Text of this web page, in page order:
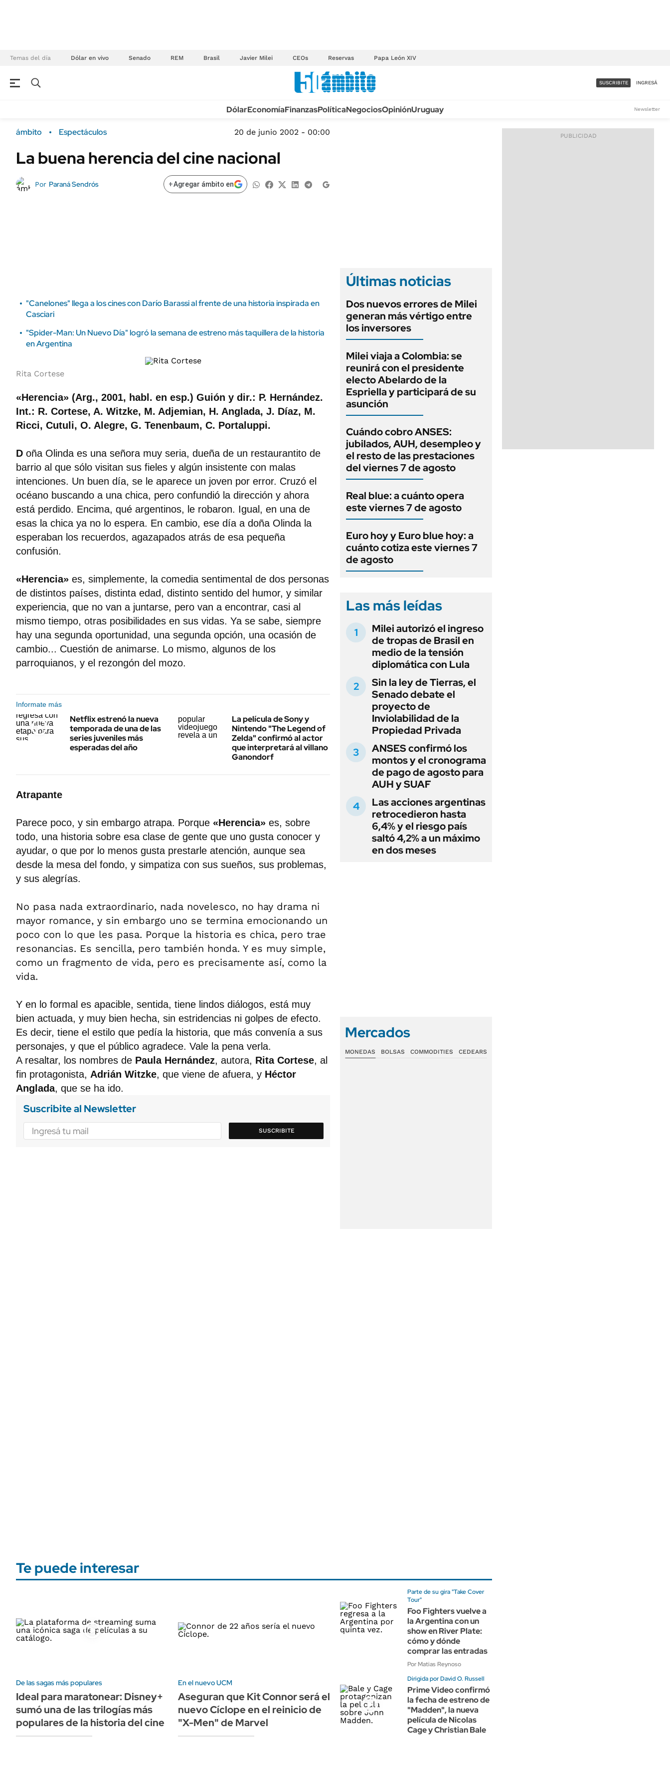
Temas del día Dólar en vivo Senado REM Brasil Javier Milei CEOs Reservas Papa León XIV
Campo
FINANZAS
Dólar
Sustentabilidad
ENERGY REPORT
TECNOLOGÍA
MÉXICO
MUNDO
INFORMACIÓN GENERAL
ACCESO FULL - $1.800/MES
SUSCRIBITE INGRESÁ
DólarEconomíaFinanzasPolíticaNegociosOpiniónUruguay Newsletter
ámbito Espectáculos 20 de junio 2002 - 00:00
La buena herencia del cine nacional
Por Paraná Sendrós +Agregar ámbito en
"Canelones" llega a los cines con Darío Barassi al frente de una historia inspirada en
Casciari
"Spider-Man: Un Nuevo Día" logró la semana de estreno más taquillera de la historia
en Argentina
Rita Cortese
«Herencia» (Arg., 2001, habl. en esp.) Guión y dir.: P. Hernández.
Int.: R. Cortese, A. Witzke, M. Adjemian, H. Anglada, J. Díaz, M.
Ricci, Cutuli, O. Alegre, G. Tenenbaum, C. Portaluppi.
D oña Olinda es una señora muy seria, dueña de un restaurantito de
barrio al que sólo visitan sus fieles y algún insistente con malas
intenciones. Un buen día, se le aparece un joven por error. Cruzó el
océano buscando a una chica, pero confundió la dirección y ahora
está perdido. Encima, qué argentinos, le robaron. Igual, en una de
esas la chica ya no lo espera. En cambio, ese día a doña Olinda la
esperaban los recuerdos, agazapados atrás de esa pequeña
confusión.
«Herencia» es, simplemente, la comedia sentimental de dos personas
de distintos países, distinta edad, distinto sentido del humor, y similar
experiencia, que no van a juntarse, pero van a encontrar, casi al
mismo tiempo, otras posibilidades en sus vidas. Ya se sabe, siempre
hay una segunda oportunidad, una segunda opción, una ocasión de
cambio... Cuestión de animarse. Lo mismo, algunos de los
parroquianos, y el rezongón del mozo.
Informate más
Netflix estrenó la nueva
temporada de una de las
series juveniles más
esperadas del año
La película de Sony y
Nintendo "The Legend of
Zelda" confirmó al actor
que interpretará al villano
Ganondorf
Atrapante
Parece poco, y sin embargo atrapa. Porque «Herencia» es, sobre
todo, una historia sobre esa clase de gente que uno gusta conocer y
ayudar, o que por lo menos gusta prestarle atención, aunque sea
desde la mesa del fondo, y simpatiza con sus sueños, sus problemas,
y sus alegrías.
No pasa nada extraordinario, nada novelesco, no hay drama ni
mayor romance, y sin embargo uno se termina emocionando un
poco con lo que les pasa. Porque la historia es chica, pero trae
resonancias. Es sencilla, pero también honda. Y es muy simple,
como un fragmento de vida, pero es precisamente así, como la
vida.
Y en lo formal es apacible, sentida, tiene lindos diálogos, está muy
bien actuada, y muy bien hecha, sin estridencias ni golpes de efecto.
Es decir, tiene el estilo que pedía la historia, que más convenía a sus
personajes, y que el público agradece. Vale la pena verla.
A resaltar, los nombres de Paula Hernández, autora, Rita Cortese, al
fin protagonista, Adrián Witzke, que viene de afuera, y Héctor
Anglada, que se ha ido.
Suscribite al Newsletter
SUSCRIBITE
Últimas noticias
Dos nuevos errores de Milei
generan más vértigo entre
los inversores
Milei viaja a Colombia: se
reunirá con el presidente
electo Abelardo de la
Espriella y participará de su
asunción
Cuándo cobro ANSES:
jubilados, AUH, desempleo y
el resto de las prestaciones
del viernes 7 de agosto
Real blue: a cuánto opera
este viernes 7 de agosto
Euro hoy y Euro blue hoy: a
cuánto cotiza este viernes 7
de agosto
Las más leídas
Milei autorizó el ingreso
de tropas de Brasil en
medio de la tensión
diplomática con Lula
Sin la ley de Tierras, el
Senado debate el
proyecto de
Inviolabilidad de la
Propiedad Privada
ANSES confirmó los
montos y el cronograma
de pago de agosto para
AUH y SUAF
Las acciones argentinas
retrocedieron hasta
6,4% y el riesgo país
saltó 4,2% a un máximo
en dos meses
Mercados
MONEDAS BOLSAS COMMODITIES CEDEARS
Te puede interesar
De las sagas más populares
Ideal para maratonear: Disney+
sumó una de las trilogías más
populares de la historia del cine
En el nuevo UCM
Aseguran que Kit Connor será el
nuevo Cíclope en el reinicio de
"X-Men" de Marvel
Parte de su gira "Take Cover
Tour"
Foo Fighters vuelve a
la Argentina con un
show en River Plate:
cómo y dónde
comprar las entradas
Por Matias Reynoso
Dirigida por David O. Russell
Prime Video confirmó
la fecha de estreno de
"Madden", la nueva
película de Nicolas
Cage y Christian Bale